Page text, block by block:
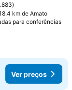
km de Amato
para conferências
Ver preços